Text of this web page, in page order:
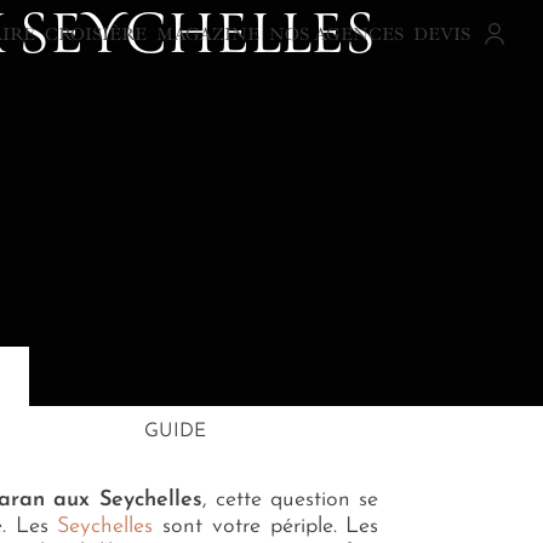
CROISIÈRE MAGAZINE NOS AGENCES DEVIS
GUIDE
aux Seychelles, cette question se
Les Seychelles sont votre périple. Les